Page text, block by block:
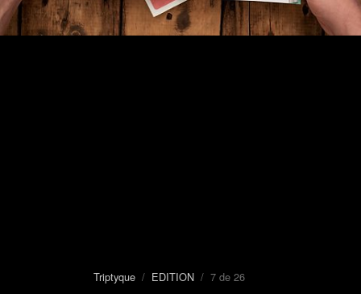
Triptyque / EDITION / 7 de 26